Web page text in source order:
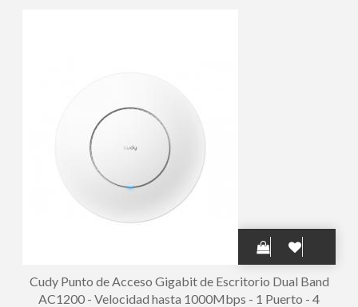
Cudy Punto de Acceso Gigabit de Escritorio Dual Band
AC1200 - Velocidad hasta 1000Mbps - 1 Puerto - 4